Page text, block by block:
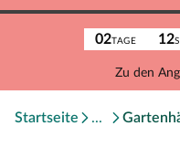
02TAGE 12
Zu den
Startseite